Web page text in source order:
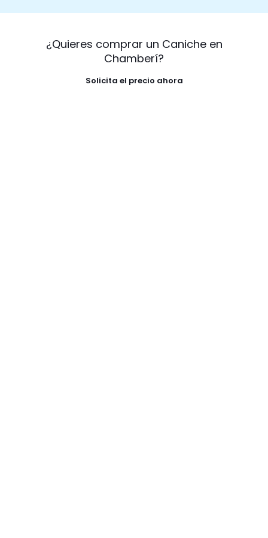
¿Quieres comprar un Caniche en
Chamberí?
Solicita el precio ahora